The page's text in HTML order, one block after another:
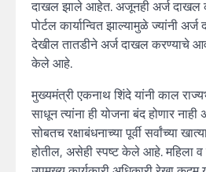
दाखल झाले आहेत. अजूनही अर्ज
पोर्टल कार्यान्वित झाल्यामुळे ज्यांनी
देखील तातडीने अर्ज दाखल करण्याचे
केले आहे.
मुख्यमंत्री एकनाथ शिंदे यांनी काल
साधून त्यांना ही योजना बंद होणार नाही
सोबतच रक्षाबंधनाच्या पूर्वी सर्वांच्या
होतील, असेही स्पष्ट केले आहे. महिला व